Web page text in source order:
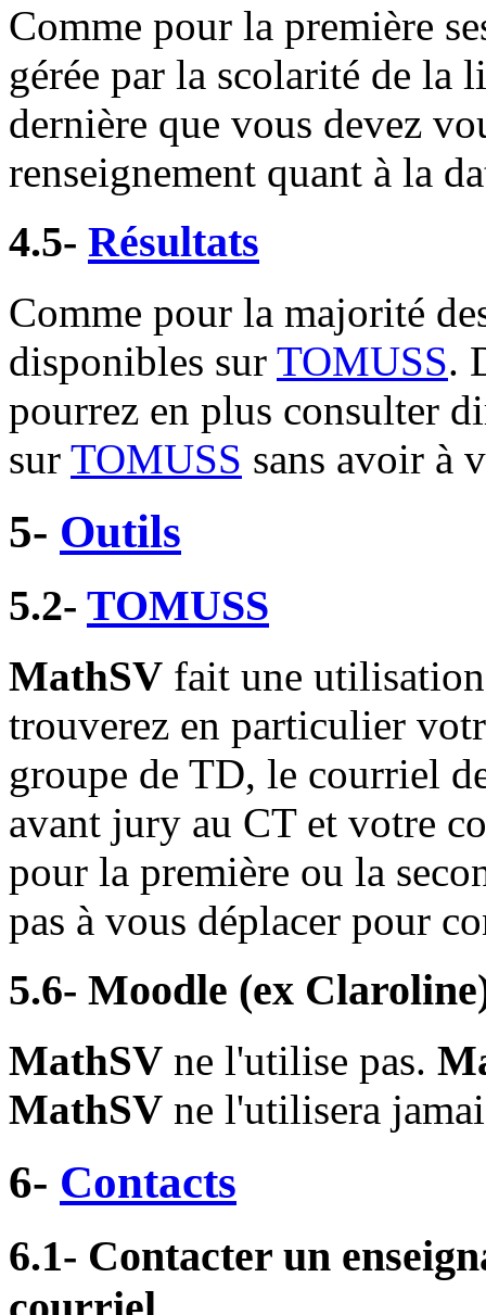
Comme pour la première
gérée par la scolarité de la
dernière que vous devez
renseignement quant à la
4.5- Résultats
Comme pour la majorité
disponibles sur TOMUSS.
pourrez en plus consulter
sur TOMUSS sans avoir à
5- Outils
5.2- TOMUSS
MathSV fait une
trouverez en particulier
groupe de TD, le courriel
avant jury au CT et votre
pour la première ou la
pas à vous déplacer pour
5.6- Moodle (ex
MathSV ne l'utilise pas.
MathSV ne l'utilisera
6- Contacts
6.1- Contacter un